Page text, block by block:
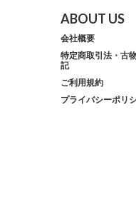
ABOUT US
会社概要
特定商取引法・古
記
ご利用規約
プライバシーポリ